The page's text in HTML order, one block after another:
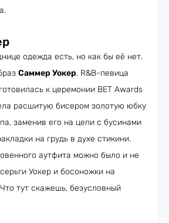
одежда есть, но как бы её нет.
Саммер Уокер. R&B-певица
к церемонии BET Awards
расшитую бисером золотую юбку
заменив его на цепи с бусинами
на грудь в духе стикини.
аутфита можно было и не
Уокер и босоножки на
тут скажешь, безусловный